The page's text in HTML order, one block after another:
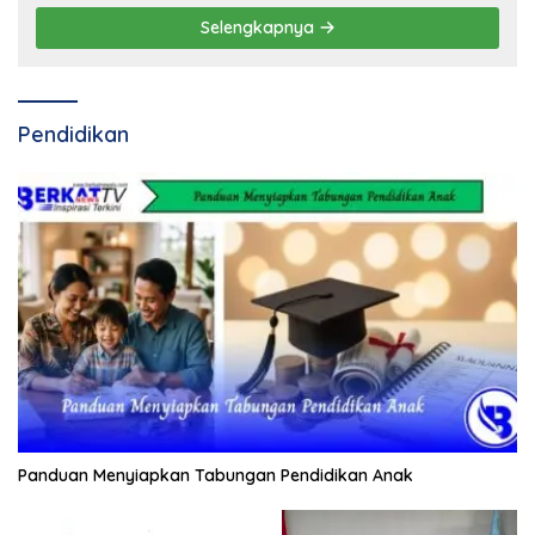
Selengkapnya
Pendidikan
Panduan Menyiapkan Tabungan Pendidikan Anak